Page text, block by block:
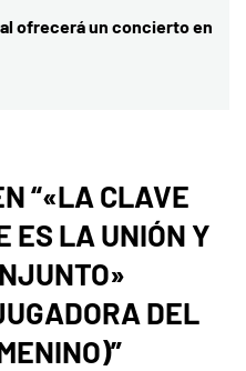
ofrecerá un concierto en
“«LA CLAVE
ES LA UNIÓN Y
DEL
”